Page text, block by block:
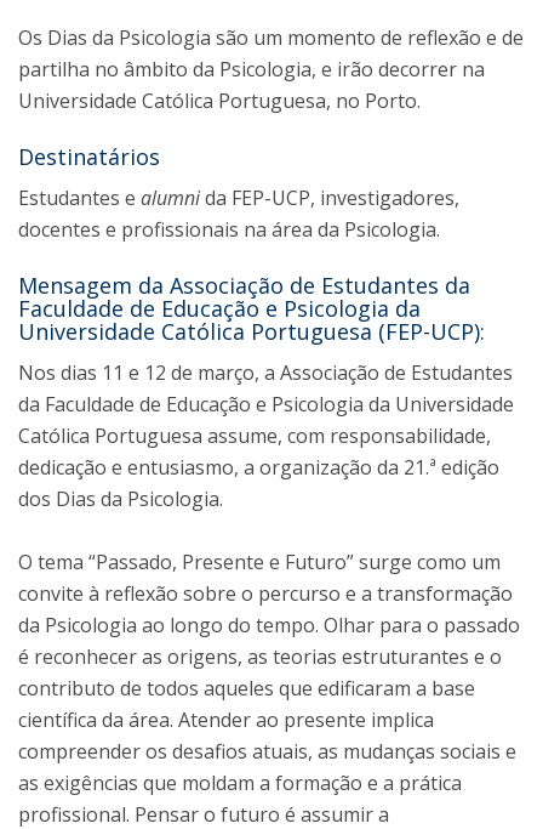
Os Dias da Psicologia são um momento de reflexão e de
partilha no âmbito da Psicologia, e irão decorrer na
Universidade Católica Portuguesa, no Porto.
Destinatários
Estudantes e alumnida FEP-UCP, investigadores,
docentes e profissionais na área da Psicologia.
Mensagem da Associação de Estudantes da
Faculdade de Educação e Psicologia da
Universidade Católica Portuguesa (FEP-UCP):
Nos dias 11 e 12 de março, a Associação de Estudantes
da Faculdade de Educação e Psicologia da Universidade
Católica Portuguesa assume, com responsabilidade,
dedicação e entusiasmo, a organização da 21.ª edição
dos Dias da Psicologia.
O tema “Passado, Presente e Futuro” surge como um
convite à reflexão sobre o percurso e a transformação
da Psicologia ao longo do tempo. Olhar para o passado
é reconhecer as origens, as teorias estruturantes e o
contributo de todos aqueles que edificaram a base
científica da área. Atender ao presente implica
compreender os desafios atuais, as mudanças sociais e
as exigências que moldam a formação e a prática
profissional. Pensar o futuro é assumir a